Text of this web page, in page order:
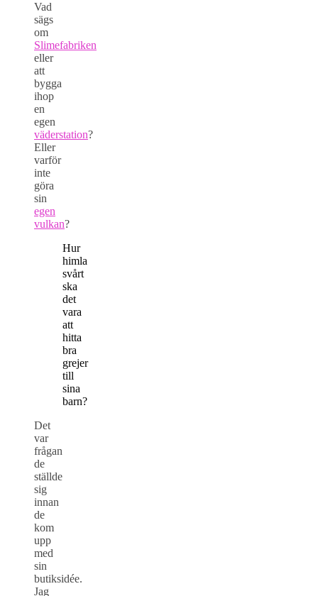
Vad
sägs
om
Slimefabriken
eller
att
bygga
ihop
en
egen
väderstation?
Eller
varför
inte
göra
sin
egen
vulkan?
Hur
himla
svårt
ska
det
vara
att
hitta
bra
grejer
till
sina
barn?
Det
var
frågan
de
ställde
sig
innan
de
kom
upp
med
sin
butiksidée.
Jag